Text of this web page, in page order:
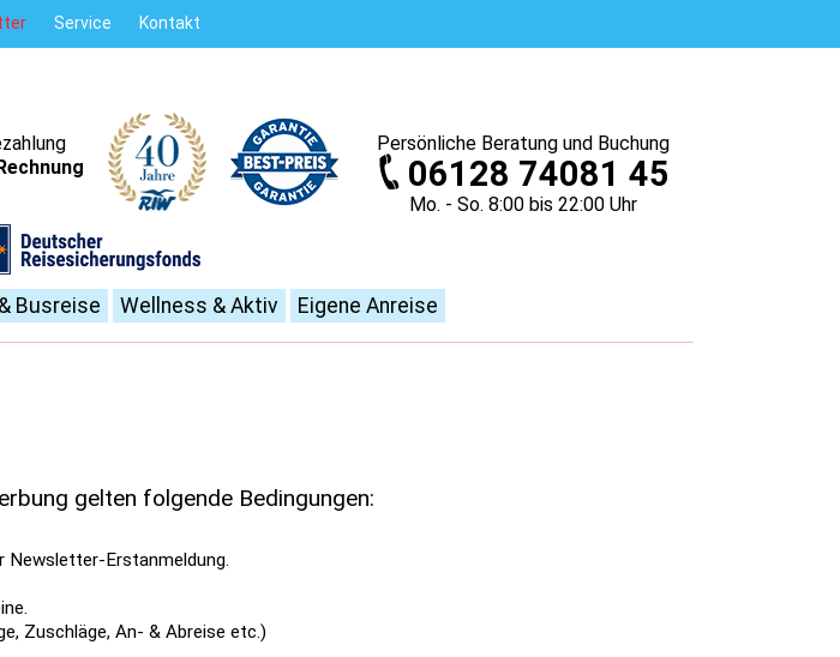
Service Kontakt
Persönliche Beratung und Buchung
06128 74081 45
Mo. - So. 8:00 bis 22:00 Uhr
Busreise Wellness & Aktiv Eigene Anreise
gelten folgende Bedingungen:
Newsletter-Erstanmeldung.
Zuschläge, An- & Abreise etc.)